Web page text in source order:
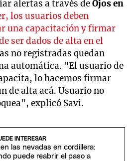
alertas a través deOjos en
los usuarios deben
una capacitación y firmar
ser dados de alta en el
no registradas quedan
automática. "El usuario de
lo hacemos firmar
de alta acá. Usuario no
explicó Savi.
INTERESAR
las nevadas en cordillera:
puede reabrir el paso a